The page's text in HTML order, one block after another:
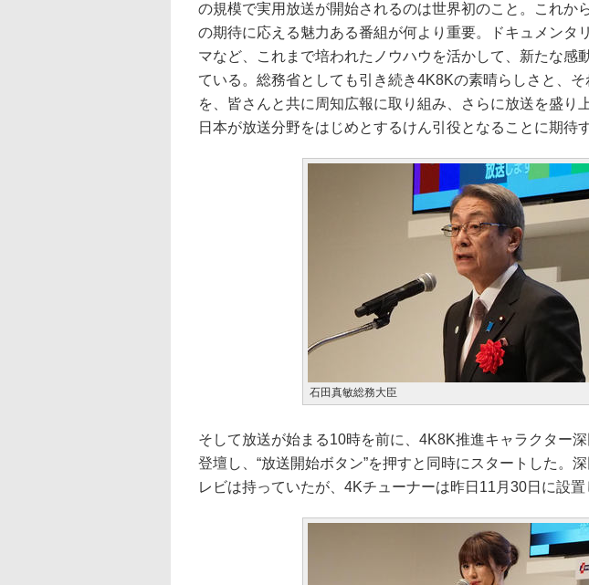
の規模で実用放送が開始されるのは世界初のこと。これか
の期待に応える魅力ある番組が何より重要。ドキュメンタ
マなど、これまで培われたノウハウを活かして、新たな感
ている。総務省としても引き続き4K8Kの素晴らしさと、
を、皆さんと共に周知広報に取り組み、さらに放送を盛り
日本が放送分野をはじめとするけん引役となることに期待
石田真敏総務大臣
そして放送が始まる10時を前に、4K8K推進キャラクター
登壇し、“放送開始ボタン”を押すと同時にスタートした。
レビは持っていたが、4Kチューナーは昨日11月30日に設置